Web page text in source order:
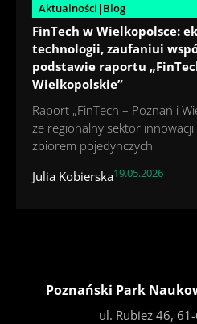
Aktualności|Blog
FinTech w Wielkopolsce:
technologii, zaufaniui
podstawie raportu
Wielkopolskie”
Raport „FinTech – Poznań i
że regionalny sektor
zbiorem pojedynczych
Julia Kobierska19.05.2026
Poznański Park
ul. Rubież 46,